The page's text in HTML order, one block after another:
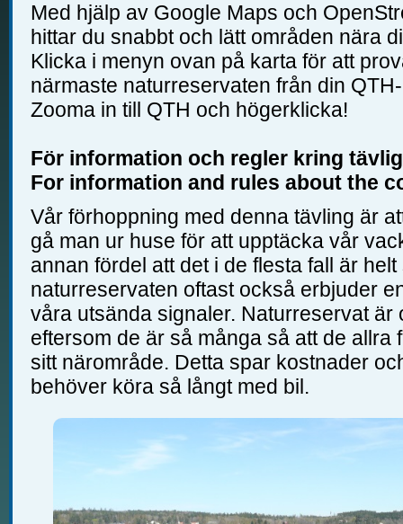
Med hjälp av Google Maps och
hittar du snabbt och lätt områden nära
Klicka i menyn ovan på karta för att
närmaste naturreservaten från din
Zooma in till QTH och högerklicka!
För information och regler kring
For information and rules about the
Vår förhoppning med denna tävling är
gå man ur huse för att upptäcka vår
annan fördel att det i de flesta fall är
naturreservaten oftast också erbjuder
våra utsända signaler. Naturreservat är
eftersom de är så många så att de allra
sitt närområde. Detta spar kostnader
behöver köra så långt med bil.